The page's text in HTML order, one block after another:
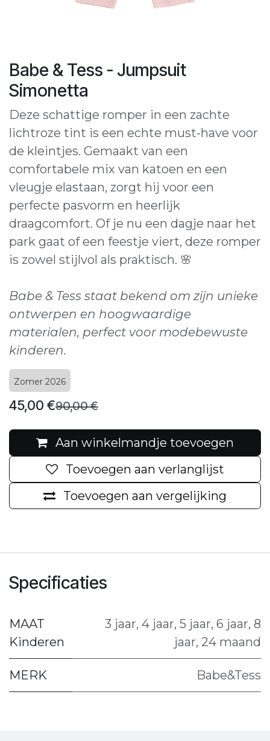
Babe & Tess - Jumpsuit
Simonetta
Deze schattige romper in een zachte
lichtroze tint is een echte must-have voor
de kleintjes. Gemaakt van een
comfortabele mix van katoen en een
vleugje elastaan, zorgt hij voor een
perfecte pasvorm en heerlijk
draagcomfort. Of je nu een dagje naar het
park gaat of een feestje viert, deze romper
is zowel stijlvol als praktisch. 🌸
Babe & Tess staat bekend om zijn unieke
ontwerpen en hoogwaardige
materialen, perfect voor modebewuste
kinderen.
Zomer 2026
45,00 €90,00€
Aan winkelmandje toevoegen
Toevoegen aan vergelijking
Toevoegen aan verlanglijst
Specificaties
MAAT
Kinderen
3 jaar, 4 jaar, 5 jaar, 6 jaar, 8
jaar, 24 maand
MERK Babe&Tess